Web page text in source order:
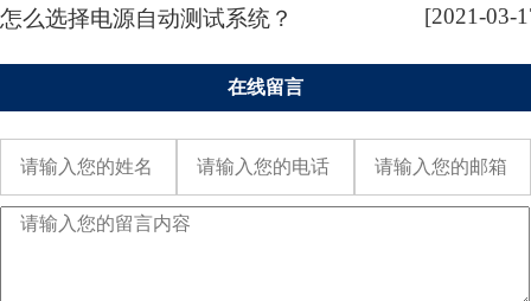
怎么选择电源自动测试系统？ [2021-03-
在线留言